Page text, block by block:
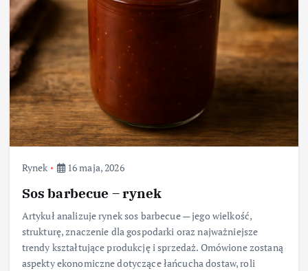
Rynek 16 maja, 2026
Sos barbecue – rynek
Artykuł analizuje rynek sos barbecue — jego wielkość,
strukturę, znaczenie dla gospodarki oraz najważniejsze
trendy kształtujące produkcję i sprzedaż. Omówione zostaną
aspekty ekonomiczne dotyczące łańcucha dostaw, roli